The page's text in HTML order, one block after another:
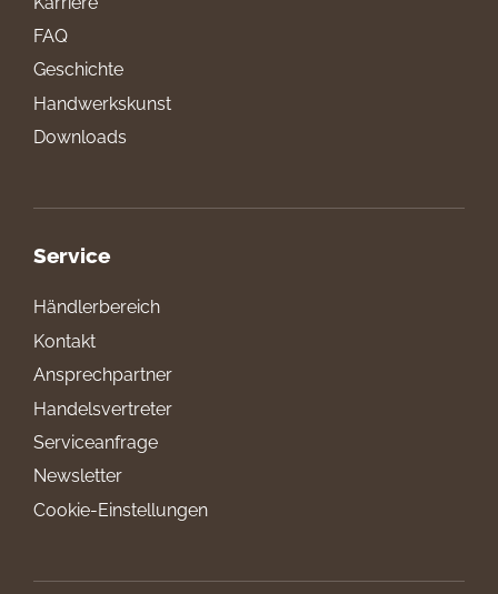
FAQ
Geschichte
Handwerkskunst
Downloads
Service
Händlerbereich
Kontakt
Ansprechpartner
Handelsvertreter
Serviceanfrage
Newsletter
Cookie-Einstellungen